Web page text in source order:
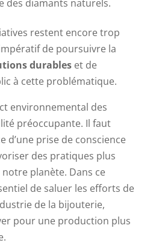
des diamants naturels.
restent encore trop
de poursuivre la
durableset de
à cette problématique.
environnemental des
préoccupante. Il faut
d’une prise de conscience
des pratiques plus
planète. Dans ce
de saluer les efforts de
de la bijouterie,
pour une production plus